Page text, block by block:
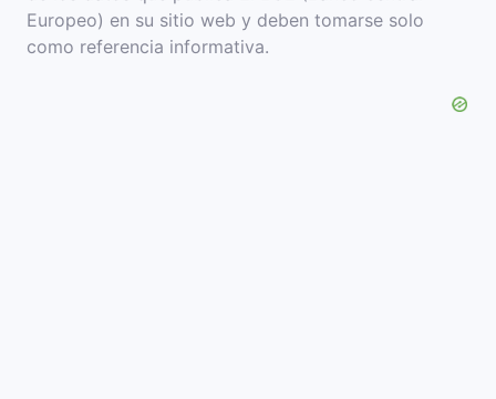
Europeo) en su sitio web y deben tomarse solo
como referencia informativa.